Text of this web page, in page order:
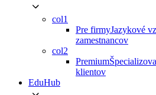
col1
Pre firmyJazykové
zamestnancov
col2
Premium
klientov
EduHub